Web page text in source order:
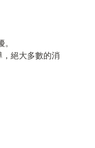
絕大多數的消